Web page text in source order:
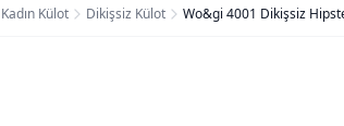
Kadın Külot Dikişsiz Külot Wo&gi 4001 Dikişsiz